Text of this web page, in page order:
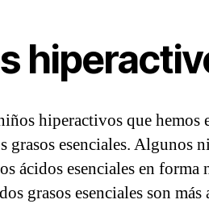
hiperactivos que hemos
grasos esenciales. Algunos
ácidos esenciales en
grasos esenciales son